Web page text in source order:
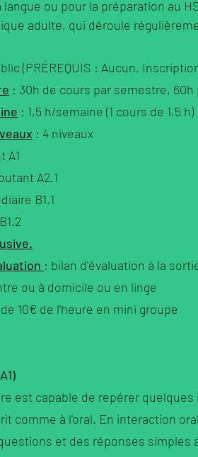
langue ou pour la préparation au
adulte, qui déroule
(PRÉREQUIS : Aucun.
: 30h de cours par semestre, 60h
: 1,5 h/semaine (1 cours de 1,5 h)
: 4 niveaux
A1
A2.1
B1.1
: bilan d'évaluation à la
ou à domicile ou en linge
10€ de l'heure en mini groupe
est capable de repérer
comme à l'oral. En interaction
et des réponses simples